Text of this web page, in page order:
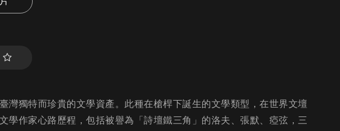
灣獨特而珍貴的文學資產。此種在槍桿下誕生的文學類型，在世界文壇
學作家心路歷程，包括被譽為「詩壇鐵三角」的洛夫、張默、瘂弦，三